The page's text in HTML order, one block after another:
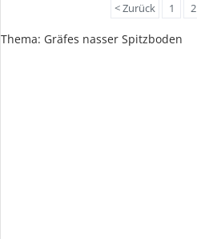
< Zurück
1 2
Thema: Gräfes nasser Spitzboden